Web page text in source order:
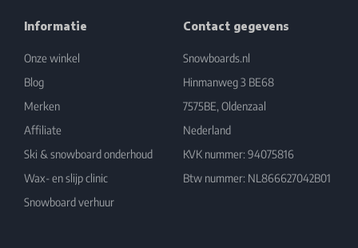
Informatie
Onze winkel
Blog
Merken
Affiliate
Ski & snowboard onderhoud
Wax- en slijp clinic
Snowboard verhuur
Contact gegevens
Snowboards.nl
Hinmanweg 3 BE68
7575BE, Oldenzaal
Nederland
KVK nummer: 94075816
Btw nummer: NL866627042B01